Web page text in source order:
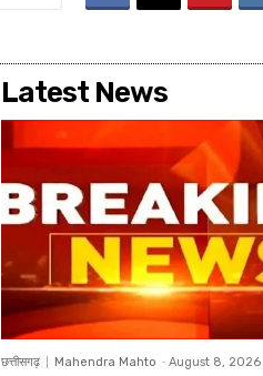
Latest News
छत्तीसगढ़ Mahendra Mahto - August 8, 2026